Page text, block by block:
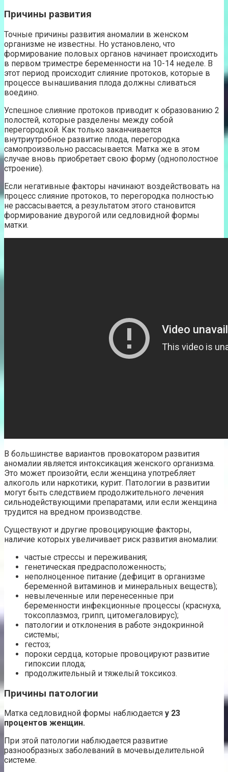
Причины развития
Точные причины развития аномалии в женском
организме не известны. Но установлено, что
формирование половых органов начинает происходить
в первом триместре беременности на 10-14 неделе. В
этот период происходит слияние протоков, которые в
процессе вынашивания плода должны сливаться
воедино.
Успешное слияние протоков приводит к образованию 2
полостей, которые разделены между собой
перегородкой. Как только заканчивается
внутриутробное развитие плода, перегородка
самопроизвольно рассасывается. Матка же в этом
случае вновь приобретает свою форму (однополостное
строение).
Если негативные факторы начинают воздействовать на
процесс слияние протоков, то перегородка полностью
не рассасывается, а результатом этого становится
формирование двурогой или седловидной формы
матки.
В большинстве вариантов провокатором развития
аномалии является интоксикация женского организма.
Это может произойти, если женщина употребляет
алкоголь или наркотики, курит. Патологии в развитии
могут быть следствием продолжительного лечения
сильнодействующими препаратами, или если женщина
трудится на вредном производстве.
Существуют и другие провоцирующие факторы,
наличие которых увеличивает риск развития аномалии:
частые стрессы и переживания;
генетическая предрасположенность;
неполноценное питание (дефицит в организме
беременной витаминов и минеральных веществ);
невылеченные или перенесенные при
беременности инфекционные процессы (краснуха,
токсоплазмоз, грипп, цитомегаловирус);
патологии и отклонения в работе эндокринной
системы;
гестоз;
пороки сердца, которые провоцируют развитие
гипоксии плода;
продолжительный и тяжелый токсикоз.
Причины патологии
Матка седловидной формы наблюдается у 23
процентов женщин.
При этой патологии наблюдается развитие
разнообразных заболеваний в мочевыделительной
системе.